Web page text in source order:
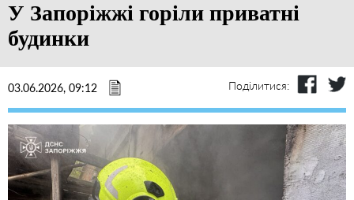
У Запоріжжі горіли приватні
будинки
03.06.2026, 09:12 Поділитися: